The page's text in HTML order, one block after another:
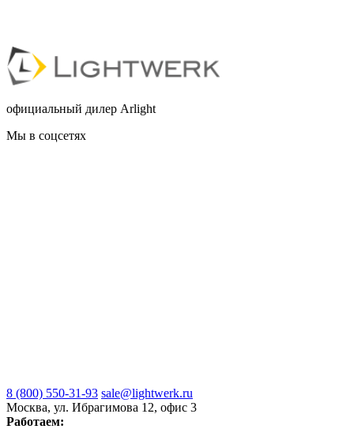
официальный дилер Arlight
Мы в соцсетях
8 (800) 550-31-93 sale@lightwerk.ru
Москва, ул. Ибрагимова 12, офис 3
Работаем: